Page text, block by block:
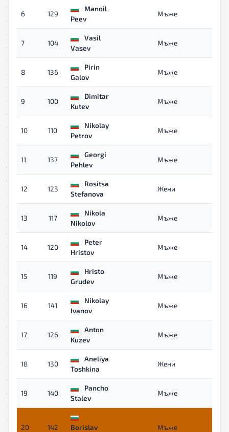
6 129
Manoil
Peev
Мъже
7 104
Vasil
Vasev
Мъже
8 136
Pirin
Galov
Мъже
9 100
Dimitar
Kutev
Мъже
10 110
Nikolay
Petrov
Мъже
11 137
Georgi
Pehlev
Мъже
12 123
Rositsa
Stefanova
Жени
13 117
Nikola
Nikolov
Мъже
14 120
Peter
Hristov
Мъже
15 119
Hristo
Grudev
Мъже
16 141
Nikolay
Ivanov
Мъже
17 126
Anton
Kuzev
Мъже
18 130
Aneliya
Toshkina
Жени
19 140
Pancho
Stalev
Мъже
20 142
Borislav
Мъже